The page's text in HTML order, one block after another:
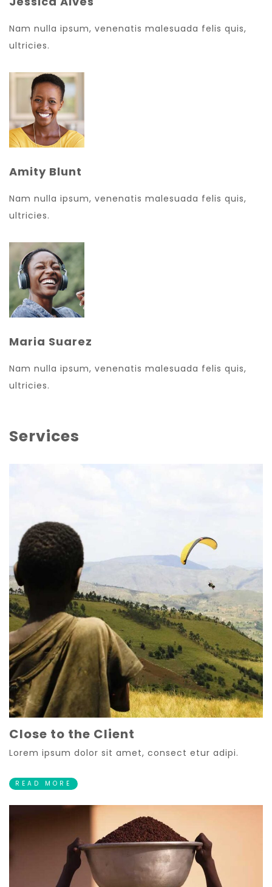
Nam nulla ipsum, venenatis malesuada felis quis,
ultricies.
Amity Blunt
Nam nulla ipsum, venenatis malesuada felis quis,
ultricies.
Maria Suarez
Nam nulla ipsum, venenatis malesuada felis quis,
ultricies.
Services
Close to the Client
Lorem ipsum dolor sit amet, consect etur adipi.
READ MORE